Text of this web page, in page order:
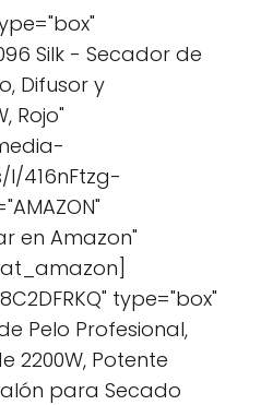
Silk - Secador de
Difusor y
Rojo"
416nFtzg-
en Amazon"
type="box"
Pelo Profesional,
2200W, Potente
para Secado